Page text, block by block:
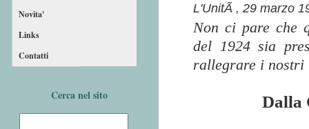
Novita'
Links
Contatti
Cerca nel sito
L'UnitÃ , 29 marzo
Non ci pare che
del 1924 sia
rallegrare i nostri
Dalla